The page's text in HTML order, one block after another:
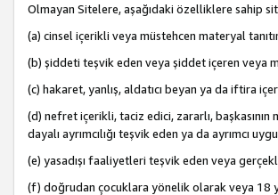
Olmayan Sitelere, aşağıdaki özelliklere sahip
(a) cinsel içerikli veya müstehcen materyal
(b) şiddeti teşvik eden veya şiddet içeren veya
(c) hakaret, yanlış, aldatıcı beyan ya da iftira
(d) nefret içerikli, taciz edici, zararlı,
dayalı ayrımcılığı teşvik eden ya da ayrımcı
(e) yasadışı faaliyetleri teşvik eden veya
(f) doğrudan çocuklara yönelik olarak veya 18